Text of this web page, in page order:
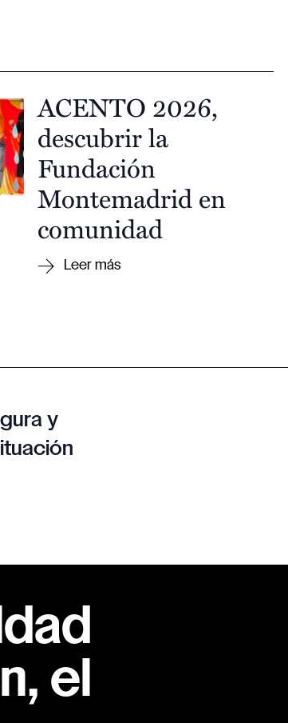
ACENTO 2026,
descubrir la
Fundación
Montemadrid en
comunidad
y
el